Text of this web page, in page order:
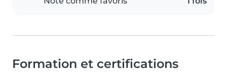
Formation et certifications